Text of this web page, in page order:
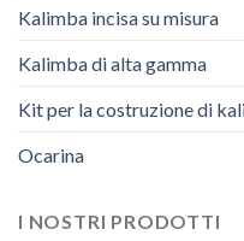
Kalimba incisa su misura
Kalimba di alta gamma
Kit per la costruzione di
Ocarina
I NOSTRI PRODOTTI